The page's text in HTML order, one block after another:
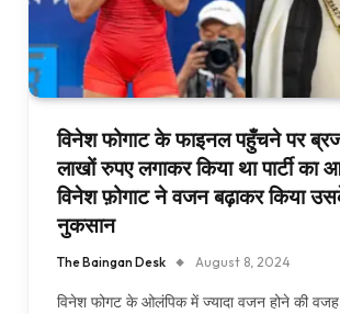
विनेश फोगाट के फाइनल पहुँचने पर
लाखों रुपए लगाकर किया था पार्टी का
विनेश फ़ोगाट ने वजन बढ़ाकर किया
नुकसान
The Baingan Desk August 8, 2024
विनेश फोगट के ओलंपिक में ज्यादा वजन होने की वजह